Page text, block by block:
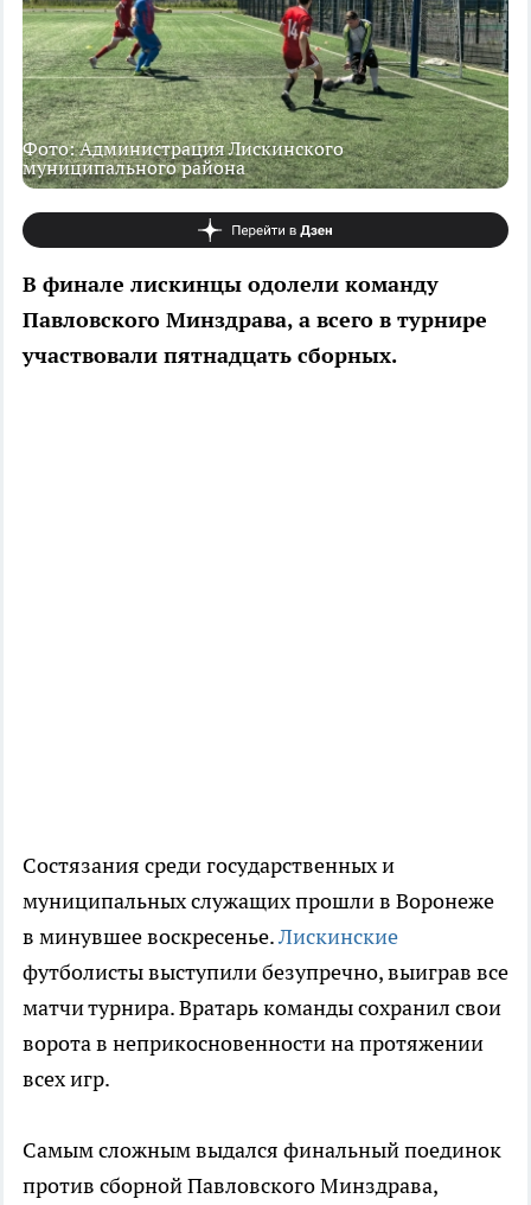
Фото: Администрация Лискинского
муниципального района
В финале лискинцы одолели команду
Павловского Минздрава, а всего в турнире
участвовали пятнадцать сборных.
Состязания среди государственных и
муниципальных служащих прошли в Воронеже
в минувшее воскресенье.Лискинские
футболисты выступили безупречно, выиграв все
матчи турнира. Вратарь команды сохранил свои
ворота в неприкосновенности на протяжении
всех игр.
Самым сложным выдался финальный поединок
против сборной Павловского Минздрава,